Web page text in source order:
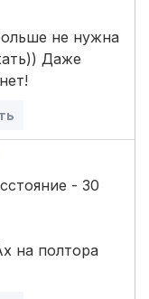
не нужна
Даже
- 30
на полтора